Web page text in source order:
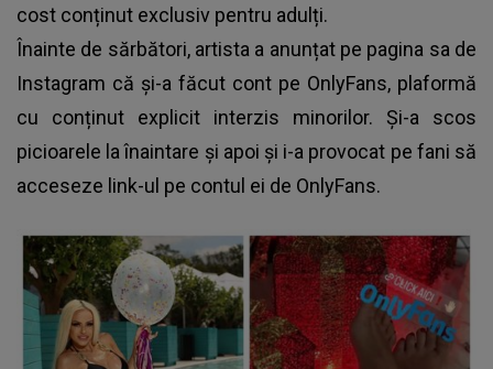
cost conținut exclusiv pentru adulți.
Înainte de sărbători, artista a anunțat pe pagina sa de
Instagram că și-a făcut cont pe OnlyFans, plaformă
cu conținut explicit interzis minorilor. Și-a scos
picioarele la înaintare și apoi și i-a provocat pe fani să
acceseze link-ul pe contul ei de OnlyFans.